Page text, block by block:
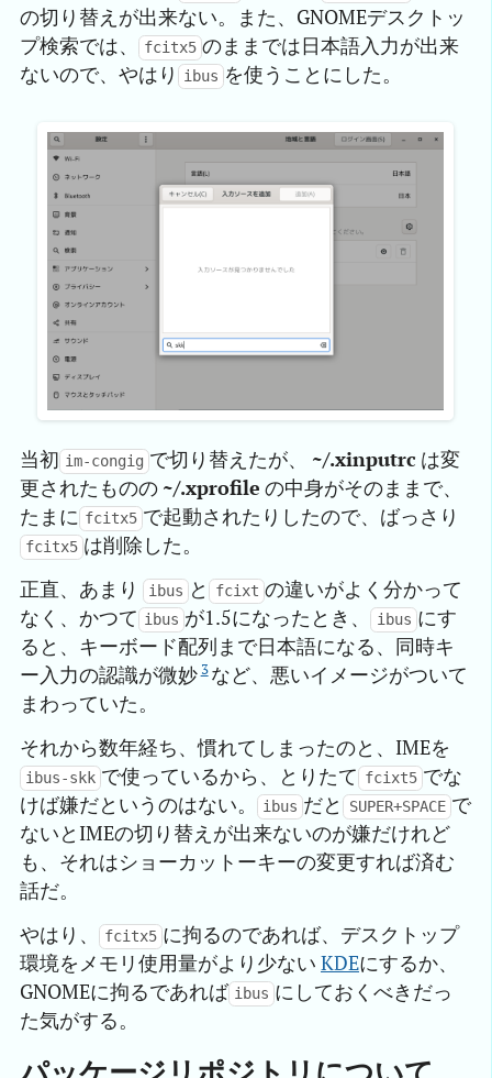
の切り替えが出来ない。また、GNOMEデスクトッ
プ検索では、
fcitx5 のままでは日本語入力が出来
ないので、やはり
ibus を使うことにした。
当初 im-congig で切り替えたが、 ~/.xinputrc は変
更されたものの ~/.xprofile の中身がそのままで、
たまに fcitx5 で起動されたりしたので、ばっさり
fcitx5 は削除した。
正直、あまり
ibus と fcixt の違いがよく分かって
なく、かつて ibus が1.5になったとき、 ibus にす
ると、キーボード配列まで日本語になる、同時キ
ー入力の認識が微妙 3など、悪いイメージがついて
まわっていた。
それから数年経ち、慣れてしまったのと、IMEを
ibus-skk で使っているから、とりたて fcixt5 でな
けば嫌だというのはない。
ibus だと SUPER+SPACE で
ないとIMEの切り替えが出来ないのが嫌だけれど
も、それはショーカットーキーの変更すれば済む
話だ。
やはり、
fcitx5 に拘るのであれば、デスクトップ
環境をメモリ使用量がより少ない KDEにするか、
GNOMEに拘るであれば ibus にしておくべきだっ
た気がする。